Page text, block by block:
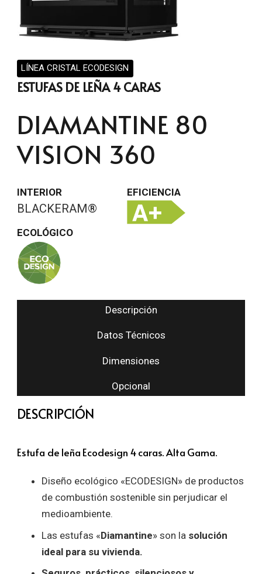
LÍNEA CRISTAL ECODESIGN
ESTUFAS DE LEÑA 4 CARAS
DIAMANTINE 80
VISION 360
INTERIOR
BLACKERAM®
EFICIENCIA
ECOLÓGICO
Descripción
Datos Técnicos
Dimensiones
Opcional
DESCRIPCIÓN
Estufa de leña Ecodesign 4 caras. Alta Gama.
Diseño ecológico «ECODESIGN» de productos
de combustión sostenible sin perjudicar el
medioambiente.
Las estufas «Diamantine» son la solución
ideal para su vivienda.